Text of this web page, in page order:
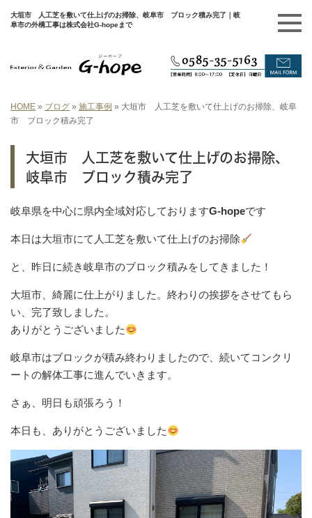
大垣市 人工芝を敷いて仕上げのお掃除、岐阜市 ブロック積み完了｜岐
阜市の外構工事は株式会社G-hopeまで
HOME » ブログ » 施工事例 » 大垣市 人工芝を敷いて仕上げのお掃除、岐阜
市 ブロック積み完了
大垣市 人工芝を敷いて仕上げのお掃除、
岐阜市 ブロック積み完了
岐阜県を中心に県内全域対応しておりますG-hopeです
本日は大垣市にて人工芝を敷いて仕上げのお掃除
と、昨日に続き岐阜市のブロック積みをしてきました！
大垣市、綺麗に仕上がりました。終わりの挨拶をさせてもら
い、完了致しました。
ありがとうございました
岐阜市はブロックが積み終わりましたので、続いてコンクリ
ートの解体工事に進んでいきます。
さぁ、明日も頑張ろう！
本日も、ありがとうございました